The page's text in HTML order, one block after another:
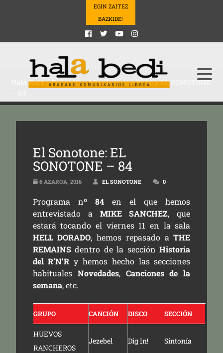
EGIN ZAITEZ
BAZKIDE!
Hala Bedi>Podcasts>Musika>sonotone>EL SONOTONE
El Sonotone: EL
SONOTONE – 84
6 AZAROA, 2016 EL SONOTONE 0
Programa nº 84en el que hemos
entrevistado a MIKE SANCHEZ, que
estará tocando el viernes 11 en la sala
HELL DORADO, hemos repasado aTHE
REMAINS dentro de la secciónHistoria
del R’N’R y hemos hecho las secciones
habituales Novedades, Canciones de la
semana, etc.
GRUPO CANCIÓN DISCO SECCIÓN
HUEVOS
RANCHEROS
Jezebel Dig In! Sintonía